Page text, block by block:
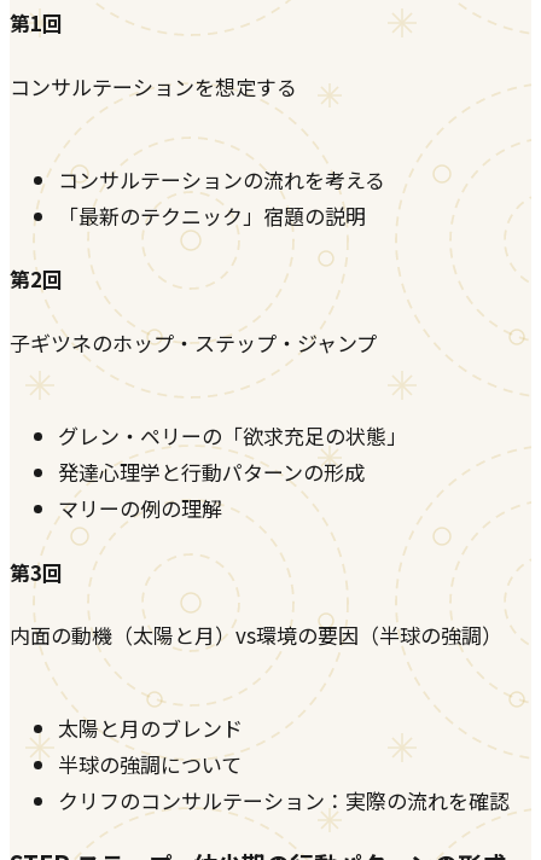
第1回
コンサルテーションを想定する
コンサルテーションの流れを考える
「最新のテクニック」宿題の説明
第2回
子ギツネのホップ・ステップ・ジャンプ
グレン・ペリーの「欲求充足の状態」
発達心理学と行動パターンの形成
マリーの例の理解
第3回
内面の動機（太陽と月）vs環境の要因（半球の強調）
太陽と月のブレンド
半球の強調について
クリフのコンサルテーション：実際の流れを確認